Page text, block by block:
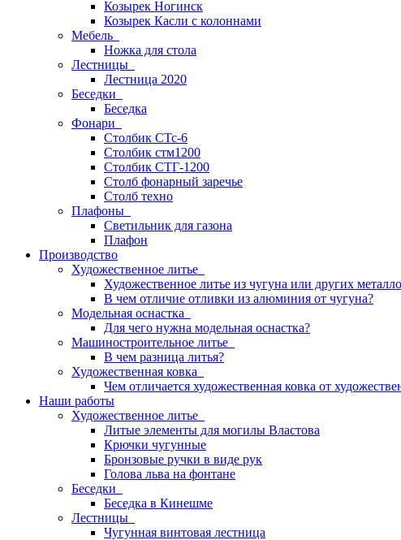
Козырек Ногинск
Козырек Касли с колоннами
Мебель
Ножка для стола
Лестницы
Лестница 2020
Беседки
Беседка
Фонари
Столбик СТс-6
Столбик стм1200
Столбик СТГ-1200
Столб фонарный заречье
Столб техно
Плафоны
Светильник для газона
Плафон
Производство
Художественное литье
Художественное литье из чугуна или других
В чем отличие отливки из алюминия от чугуна?
Модельная оснастка
Для чего нужна модельная оснастка?
Машиностроительное литье
В чем разница литья?
Художественная ковка
Чем отличается художественная ковка от
Наши работы
Художественное литье
Литые элементы для могилы Властова
Крючки чугунные
Бронзовые ручки в виде рук
Голова льва на фонтане
Беседки
Беседка в Кинешме
Лестницы
Чугунная винтовая лестница